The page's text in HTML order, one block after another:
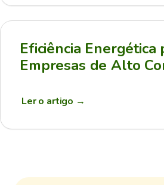
Eficiência Energética
Empresas de Alto
Ler o artigo →